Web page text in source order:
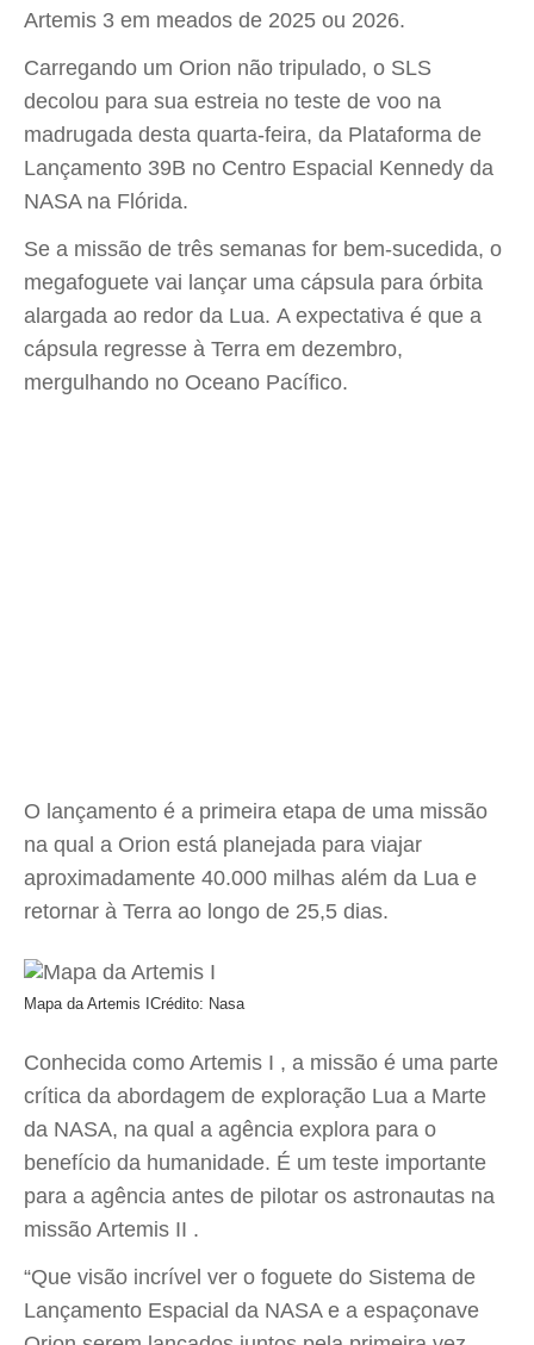
Artemis 3 em meados de 2025 ou 2026.
Carregando um Orion não tripulado, o SLS
decolou para sua estreia no teste de voo na
madrugada desta quarta-feira, da Plataforma de
Lançamento 39B no Centro Espacial Kennedy da
NASA na Flórida.
Se a missão de três semanas for bem-sucedida, o
megafoguete vai lançar uma cápsula para órbita
alargada ao redor da Lua. A expectativa é que a
cápsula regresse à Terra em dezembro,
mergulhando no Oceano Pacífico.
O lançamento é a primeira etapa de uma missão
na qual a Orion está planejada para viajar
aproximadamente 40.000 milhas além da Lua e
retornar à Terra ao longo de 25,5 dias.
Mapa da Artemis I Crédito: Nasa
Conhecida como Artemis I , a missão é uma parte
crítica da abordagem de exploração Lua a Marte
da NASA, na qual a agência explora para o
benefício da humanidade. É um teste importante
para a agência antes de pilotar os astronautas na
missão Artemis II .
“Que visão incrível ver o foguete do Sistema de
Lançamento Espacial da NASA e a espaçonave